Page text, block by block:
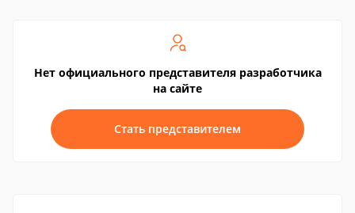
Нет официального представителя разработчика
на сайте
Стать представителем